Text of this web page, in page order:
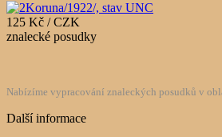
125 Kč / CZK
znalecké posudky
Nabízíme vypracování znaleckých posudků v
Další informace